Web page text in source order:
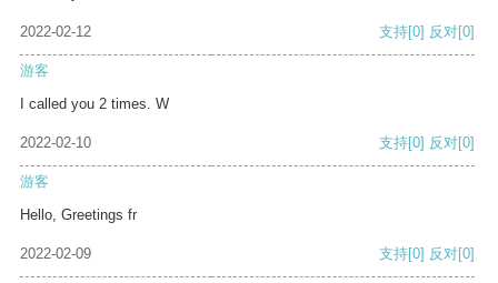
2022-02-12 支持[0] 反对[0]
游客
I called you 2 times. W
2022-02-10 支持[0] 反对[0]
游客
Hello, Greetings fr
2022-02-09 支持[0] 反对[0]